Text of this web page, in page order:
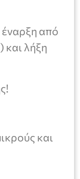
από
λήξη
και